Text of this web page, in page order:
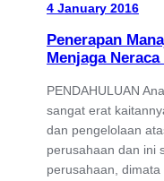
4 January 2016
Penerapan
Menjaga
PENDAHULUAN
sangat erat
dan pengelolaan
perusahaan dan ini
perusahaan,